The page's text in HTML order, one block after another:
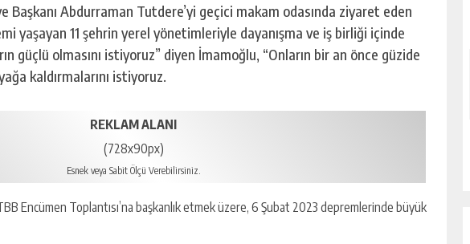
Başkanı Abdurraman Tutdere’yi geçici makam odasında ziyaret eden
yaşayan 11 şehrin yerel yönetimleriyle dayanışma ve iş birliği içinde
güçlü olmasını istiyoruz” diyen İmamoğlu, “Onların bir an önce güzide
kaldırmalarını istiyoruz.
REKLAM ALANI
(728x90px)
Esnek veya Sabit Ölçü Verebilirsiniz.